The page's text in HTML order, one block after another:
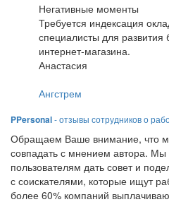
Негативные моменты
Требуется индексация
специалисты для развития
интернет-магазина.
Анастасия
Ангстрем
PPersonal- отзывы сотрудников о
Обращаем Ваше внимание, что
совпадать с мнением автора.
пользователям дать совет и
с соискателями, которые ищут
более 60% компаний